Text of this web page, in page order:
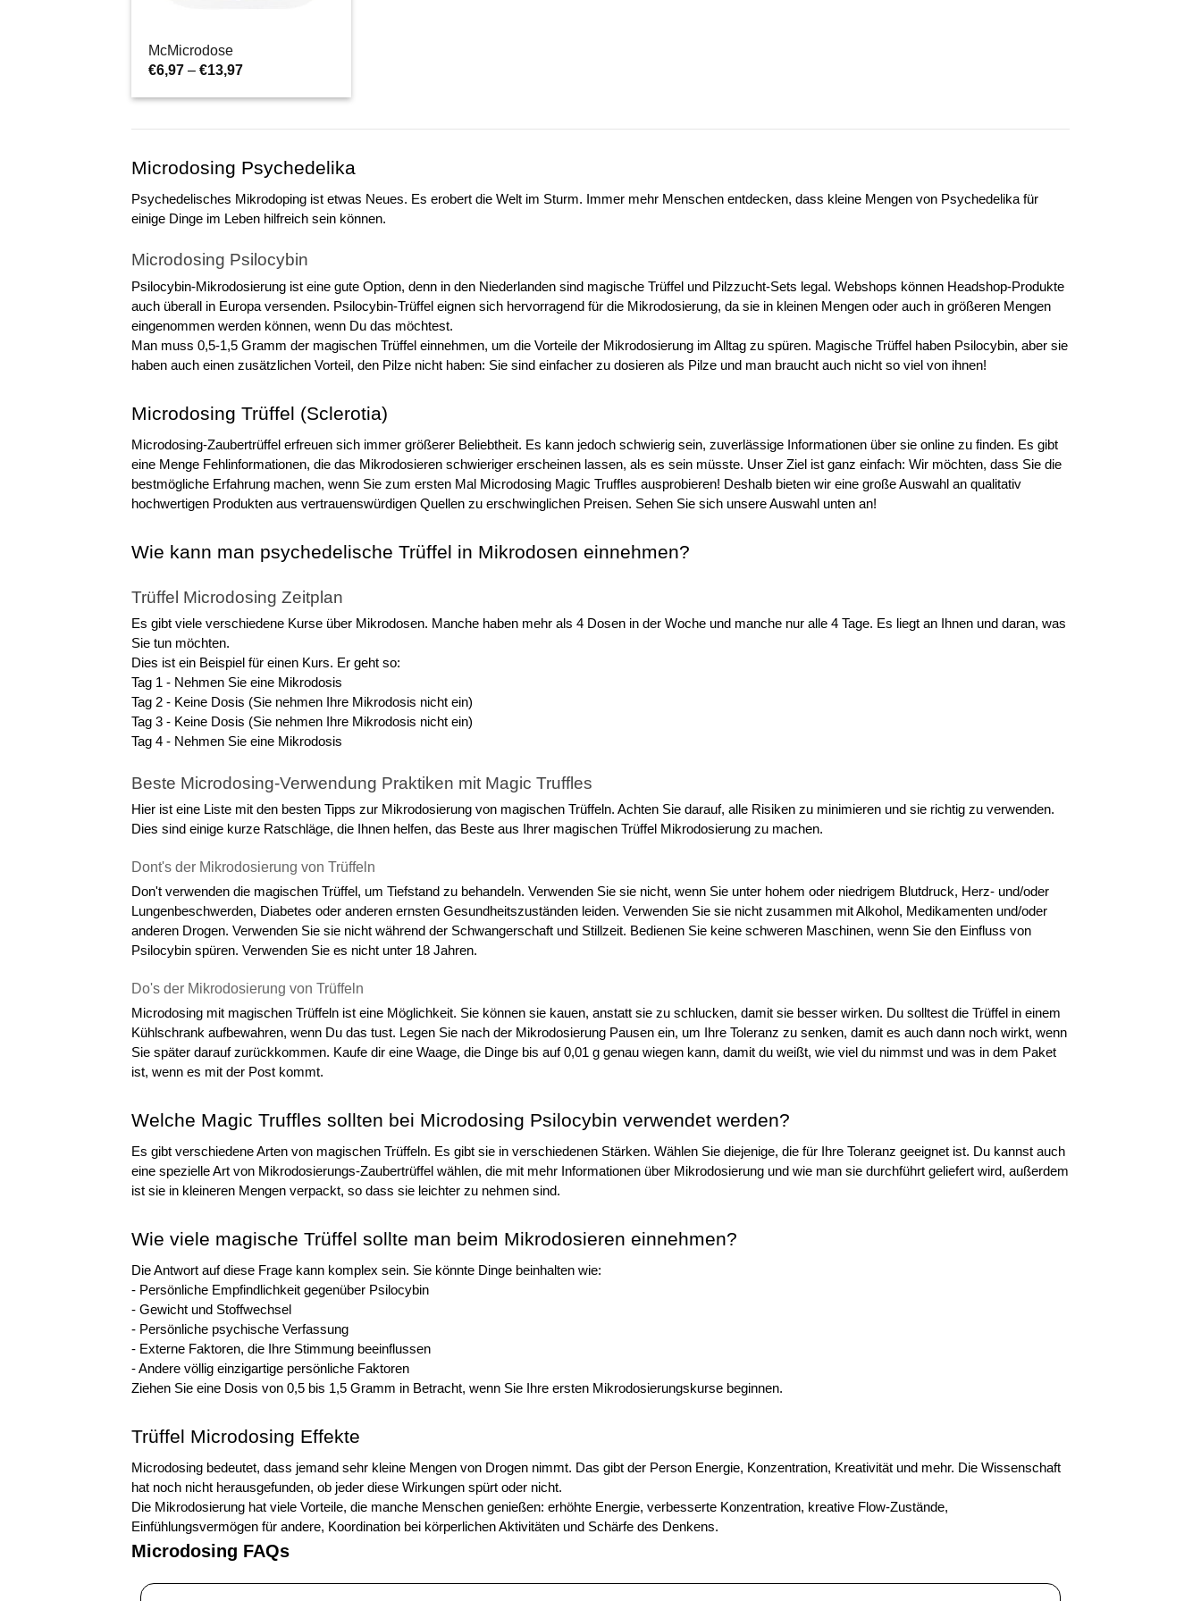
McMicrodose
€6,97 – €13,97Preisspanne:
bis
Microdosing Psychedelika
Psychedelisches Mikrodoping ist etwas Neues. Es erobert die Welt im Sturm. Immer mehr Menschen entdecken, dass kleine Mengen von Psychedelika für
einige Dinge im Leben hilfreich sein können.
Microdosing Psilocybin
Psilocybin-Mikrodosierung ist eine gute Option, denn in den Niederlanden sind magische Trüffel und Pilzzucht-Sets legal. Webshops können Headshop-Produkte
auch überall in Europa versenden. Psilocybin-Trüffel eignen sich hervorragend für die Mikrodosierung, da sie in kleinen Mengen oder auch in größeren Mengen
eingenommen werden können, wenn Du das möchtest.
Man muss 0,5-1,5 Gramm der magischen Trüffel einnehmen, um die Vorteile der Mikrodosierung im Alltag zu spüren. Magische Trüffel haben Psilocybin, aber sie
haben auch einen zusätzlichen Vorteil, den Pilze nicht haben: Sie sind einfacher zu dosieren als Pilze und man braucht auch nicht so viel von ihnen!
Microdosing Trüffel (Sclerotia)
Microdosing-Zaubertrüffel erfreuen sich immer größerer Beliebtheit. Es kann jedoch schwierig sein, zuverlässige Informationen über sie online zu finden. Es gibt
eine Menge Fehlinformationen, die das Mikrodosieren schwieriger erscheinen lassen, als es sein müsste. Unser Ziel ist ganz einfach: Wir möchten, dass Sie die
bestmögliche Erfahrung machen, wenn Sie zum ersten Mal Microdosing Magic Truffles ausprobieren! Deshalb bieten wir eine große Auswahl an qualitativ
hochwertigen Produkten aus vertrauenswürdigen Quellen zu erschwinglichen Preisen. Sehen Sie sich unsere Auswahl unten an!
Wie kann man psychedelische Trüffel in Mikrodosen einnehmen?
Trüffel Microdosing Zeitplan
Es gibt viele verschiedene Kurse über Mikrodosen. Manche haben mehr als 4 Dosen in der Woche und manche nur alle 4 Tage. Es liegt an Ihnen und daran, was
Sie tun möchten.
Dies ist ein Beispiel für einen Kurs. Er geht so:
Tag 1 - Nehmen Sie eine Mikrodosis
Tag 2 - Keine Dosis (Sie nehmen Ihre Mikrodosis nicht ein)
Tag 3 - Keine Dosis (Sie nehmen Ihre Mikrodosis nicht ein)
Tag 4 - Nehmen Sie eine Mikrodosis
Beste Microdosing-Verwendung Praktiken mit Magic Truffles
Hier ist eine Liste mit den besten Tipps zur Mikrodosierung von magischen Trüffeln. Achten Sie darauf, alle Risiken zu minimieren und sie richtig zu verwenden.
Dies sind einige kurze Ratschläge, die Ihnen helfen, das Beste aus Ihrer magischen Trüffel Mikrodosierung zu machen.
Dont's der Mikrodosierung von Trüffeln
Don't verwenden die magischen Trüffel, um Tiefstand zu behandeln. Verwenden Sie sie nicht, wenn Sie unter hohem oder niedrigem Blutdruck, Herz- und/oder
Lungenbeschwerden, Diabetes oder anderen ernsten Gesundheitszuständen leiden. Verwenden Sie sie nicht zusammen mit Alkohol, Medikamenten und/oder
anderen Drogen. Verwenden Sie sie nicht während der Schwangerschaft und Stillzeit. Bedienen Sie keine schweren Maschinen, wenn Sie den Einfluss von
Psilocybin spüren. Verwenden Sie es nicht unter 18 Jahren.
Do's der Mikrodosierung von Trüffeln
Microdosing mit magischen Trüffeln ist eine Möglichkeit. Sie können sie kauen, anstatt sie zu schlucken, damit sie besser wirken. Du solltest die Trüffel in einem
Kühlschrank aufbewahren, wenn Du das tust. Legen Sie nach der Mikrodosierung Pausen ein, um Ihre Toleranz zu senken, damit es auch dann noch wirkt, wenn
Sie später darauf zurückkommen. Kaufe dir eine Waage, die Dinge bis auf 0,01 g genau wiegen kann, damit du weißt, wie viel du nimmst und was in dem Paket
ist, wenn es mit der Post kommt.
Welche Magic Truffles sollten bei Microdosing Psilocybin verwendet werden?
Es gibt verschiedene Arten von magischen Trüffeln. Es gibt sie in verschiedenen Stärken. Wählen Sie diejenige, die für Ihre Toleranz geeignet ist. Du kannst auch
eine spezielle Art von Mikrodosierungs-Zaubertrüffel wählen, die mit mehr Informationen über Mikrodosierung und wie man sie durchführt geliefert wird, außerdem
ist sie in kleineren Mengen verpackt, so dass sie leichter zu nehmen sind.
Wie viele magische Trüffel sollte man beim Mikrodosieren einnehmen?
Die Antwort auf diese Frage kann komplex sein. Sie könnte Dinge beinhalten wie:
- Persönliche Empfindlichkeit gegenüber Psilocybin
- Gewicht und Stoffwechsel
- Persönliche psychische Verfassung
- Externe Faktoren, die Ihre Stimmung beeinflussen
- Andere völlig einzigartige persönliche Faktoren
Ziehen Sie eine Dosis von 0,5 bis 1,5 Gramm in Betracht, wenn Sie Ihre ersten Mikrodosierungskurse beginnen.
Trüffel Microdosing Effekte
Microdosing bedeutet, dass jemand sehr kleine Mengen von Drogen nimmt. Das gibt der Person Energie, Konzentration, Kreativität und mehr. Die Wissenschaft
hat noch nicht herausgefunden, ob jeder diese Wirkungen spürt oder nicht.
Die Mikrodosierung hat viele Vorteile, die manche Menschen genießen: erhöhte Energie, verbesserte Konzentration, kreative Flow-Zustände,
Einfühlungsvermögen für andere, Koordination bei körperlichen Aktivitäten und Schärfe des Denkens.
Microdosing FAQs